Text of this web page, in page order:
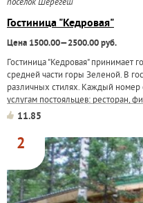
поселок Шерегеш
Гостиница "Кедровая"
Цена 1500.00—2500.00 руб.
Гостиница "Кедровая" принимает
средней части горы Зеленой. В
различных стилях. Каждый номер
услугам постояльцев: ресторан,
сопровождение. Для...
11.85
2